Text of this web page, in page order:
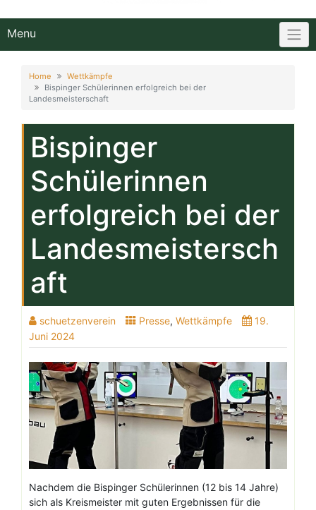
Menu
Home
Wettkämpfe
Bispinger Schülerinnen erfolgreich bei der
Landesmeisterschaft
Bispinger
Schülerinnen
erfolgreich bei der
Landesmeistersch
aft
schuetzenverein Presse, Wettkämpfe
19.
Juni 2024
Nachdem die Bispinger Schülerinnen (12 bis 14 Jahre)
sich als Kreismeister mit guten Ergebnissen für die